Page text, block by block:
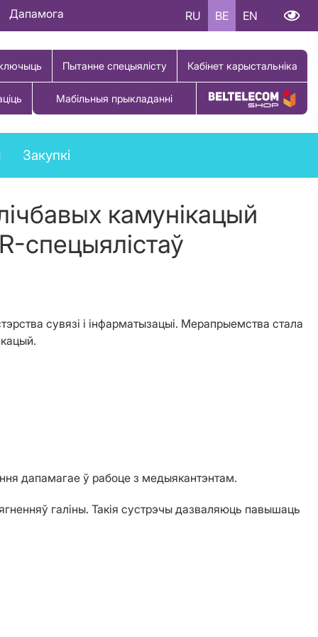
Дапамога RU BE EN
Пытанне спецыялісту Кабінет карыстальніка
Мабільныя прыкладанні Купіць тавар
Закупкі
камунікацый
спецыялістаў
сувязі і інфарматызацыі. Мерапрыемства стала
дапамагае ў рабоце з медыякантэнтам.
галіны. Такія сустрэчы дазваляюць павышаць